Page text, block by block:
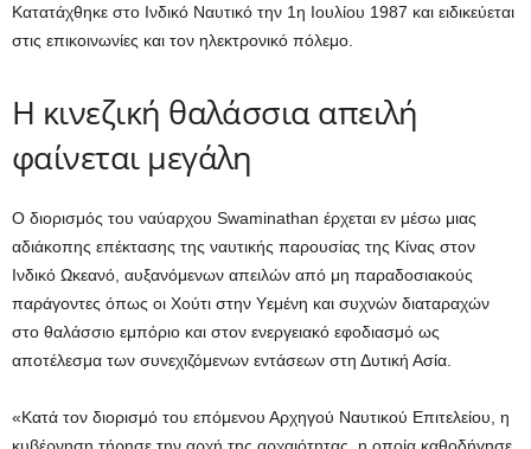
Κατατάχθηκε στο Ινδικό Ναυτικό την 1η Ιουλίου 1987 και ειδικεύεται
στις επικοινωνίες και τον ηλεκτρονικό πόλεμο.
Η κινεζική θαλάσσια απειλή
φαίνεται μεγάλη
Ο διορισμός του ναύαρχου Swaminathan έρχεται εν μέσω μιας
αδιάκοπης επέκτασης της ναυτικής παρουσίας της Κίνας στον
Ινδικό Ωκεανό, αυξανόμενων απειλών από μη παραδοσιακούς
παράγοντες όπως οι Χούτι στην Υεμένη και συχνών διαταραχών
στο θαλάσσιο εμπόριο και στον ενεργειακό εφοδιασμό ως
αποτέλεσμα των συνεχιζόμενων εντάσεων στη Δυτική Ασία.
«Κατά τον διορισμό του επόμενου Αρχηγού Ναυτικού Επιτελείου, η